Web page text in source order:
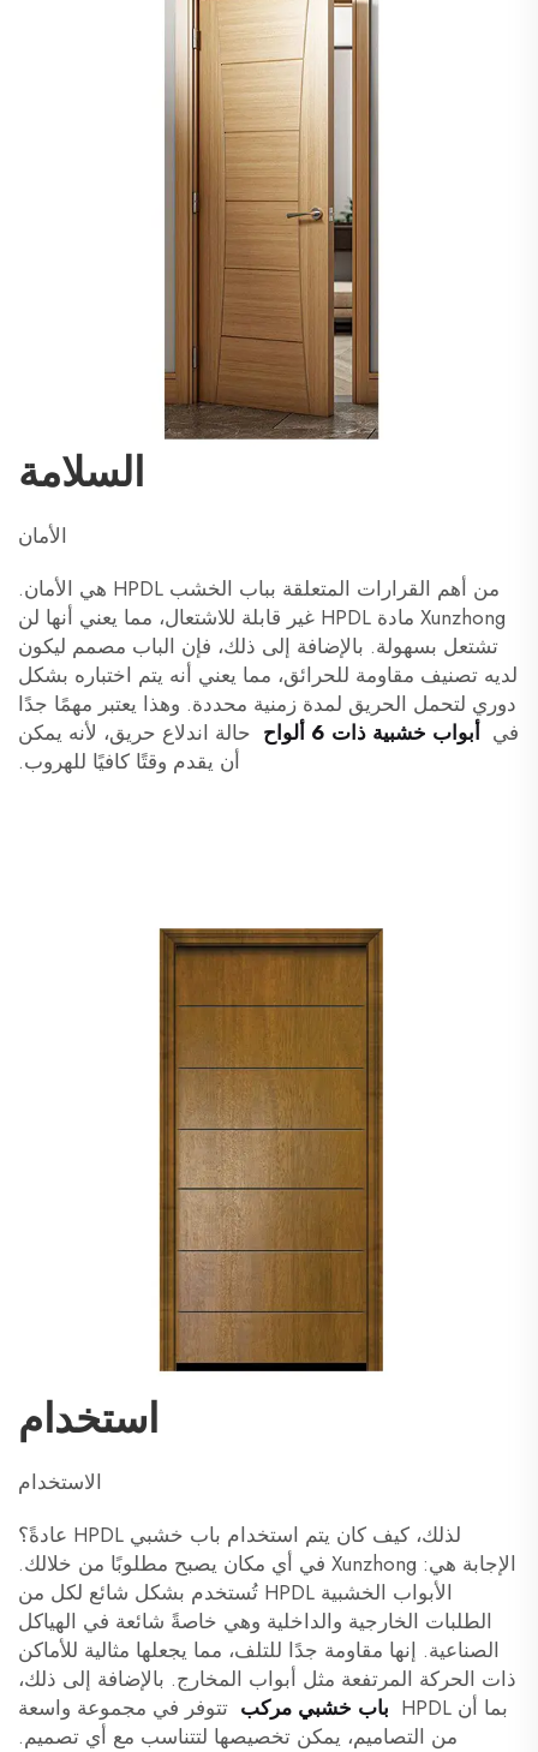
السلامة
الأمان
من أهم القرارات المتعلقة بباب الخشب HPDL هي الأمان.
Xunzhong
مادة HPDL غير قابلة للاشتعال، مما يعني أنها لن
تشتعل بسهولة. بالإضافة إلى ذلك، فإن الباب مصمم ليكون
لديه تصنيف مقاومة للحرائق، مما يعني أنه يتم اختباره بشكل
دوري لتحمل الحريق لمدة زمنية محددة. وهذا يعتبر مهمًا جدًا
في أبواب خشبية ذات 6 ألواح
حالة اندلاع حريق، لأنه يمكن
أن يقدم وقتًا كافيًا للهروب.
استخدام
الاستخدام
لذلك، كيف كان يتم استخدام باب خشبي HPDL عادةً؟
الإجابة هي: Xunzhong في أي مكان يصبح مطلوبًا من خلالك.
الأبواب الخشبية HPDL تُستخدم بشكل شائع لكل من
الطلبات الخارجية والداخلية وهي خاصةً شائعة في الهياكل
الصناعية. إنها مقاومة جدًا للتلف، مما يجعلها مثالية للأماكن
ذات الحركة المرتفعة مثل أبواب المخارج. بالإضافة إلى ذلك،
بما أن HPDL
باب خشبي مركب تتوفر في مجموعة واسعة
من التصاميم، يمكن تخصيصها لتتناسب مع أي تصميم.